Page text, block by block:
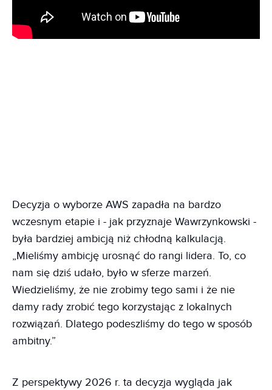
Decyzja o wyborze AWS zapadła na bardzo
wczesnym etapie i - jak przyznaje Wawrzynkowski -
była bardziej ambicją niż chłodną kalkulacją.
„Mieliśmy ambicję urosnąć do rangi lidera. To, co
nam się dziś udało, było w sferze marzeń.
Wiedzieliśmy, że nie zrobimy tego sami i że nie
damy rady zrobić tego korzystając z lokalnych
rozwiązań. Dlatego podeszliśmy do tego w sposób
ambitny.”
Z perspektywy 2026 r. ta decyzja wygląda jak